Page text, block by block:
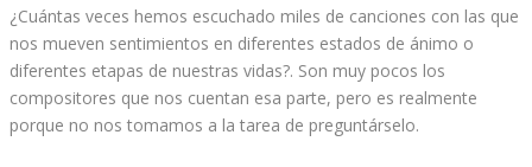
¿Cuántas veces hemos escuchado miles de canciones con las que
nos mueven sentimientos en diferentes estados de ánimo o
diferentes etapas de nuestras vidas?. Son muy pocos los
compositores que nos cuentan esa parte, pero es realmente
porque no nos tomamos a la tarea de preguntárselo.